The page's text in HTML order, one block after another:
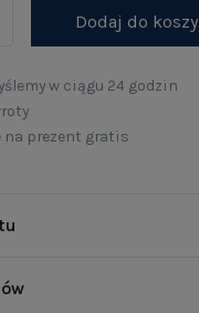
Dodaj do
w ciągu 24 godzin
na prezent gratis